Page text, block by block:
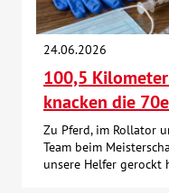
24.06.2026
100,5
knacken die
Zu Pferd, im Rollator
Team beim
unsere Helfer gerockt